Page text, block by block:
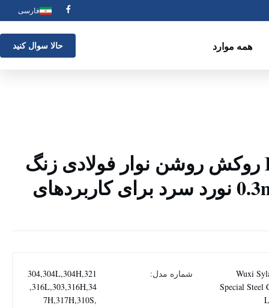
فارسی
همه موارد حالا سوال کنيد
430 420 410 BA روکش روشن نوار فولادی زنگ
نزن 0.3mm-5.0mm نورد سرد برای کاربردهای
Wuxi
Special Steel
شماره مدل:
304,304L,304H,321
,316L,303,316H,34
7H,317H,310S,